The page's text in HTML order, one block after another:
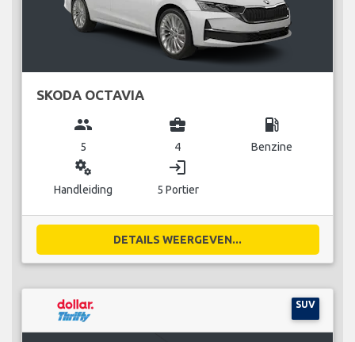
SKODA OCTAVIA
group
5
business_center
4
local_gas_station
Benzine
miscellaneous_services
Handleiding
login
5 Portier
DETAILS WEERGEVEN...
SUV